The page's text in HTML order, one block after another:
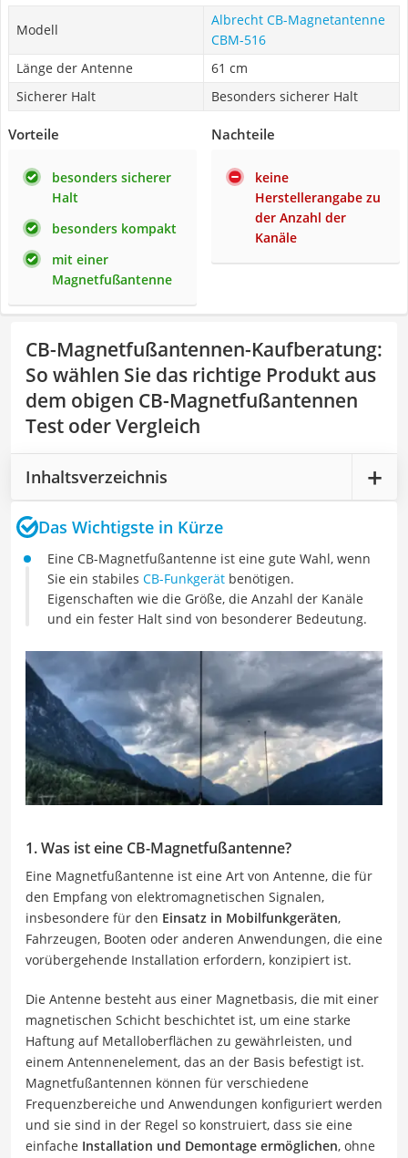
Modell
Albrecht CB-Magnetantenne
CBM-516
Länge der Antenne
61 cm
Sicherer Halt
Besonders sicherer Halt
Vorteile
besonders sicherer
Halt
besonders kompakt
mit einer
Magnetfußantenne
Nachteile
keine
Herstellerangabe zu
der Anzahl der
Kanäle
CB-Magnetfußantennen-Kaufberatung:
So wählen Sie das richtige Produkt aus
dem obigen CB-Magnetfußantennen
Test oder Vergleich
Inhaltsverzeichnis
Das Wichtigste in Kürze
Eine CB-Magnetfußantenne ist eine gute Wahl, wenn
Sie ein stabiles CB-Funkgerät benötigen.
Eigenschaften wie die Größe, die Anzahl der Kanäle
und ein fester Halt sind von besonderer Bedeutung.
1. Was ist eine CB-Magnetfußantenne?
Eine Magnetfußantenne ist eine Art von Antenne, die für
den Empfang von elektromagnetischen Signalen,
insbesondere für den Einsatz in Mobilfunkgeräten,
Fahrzeugen, Booten oder anderen Anwendungen, die eine
vorübergehende Installation erfordern, konzipiert ist.
Die Antenne besteht aus einer Magnetbasis, die mit einer
magnetischen Schicht beschichtet ist, um eine starke
Haftung auf Metalloberflächen zu gewährleisten, und
einem Antennenelement, das an der Basis befestigt ist.
Magnetfußantennen können für verschiedene
Frequenzbereiche und Anwendungen konfiguriert werden
und sie sind in der Regel so konstruiert, dass sie eine
einfache Installation und Demontage ermöglichen, ohne